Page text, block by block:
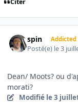
spin Addicted
Posté(e) le 3
Dean/ Moots? ou
morati?
Modifié le 3